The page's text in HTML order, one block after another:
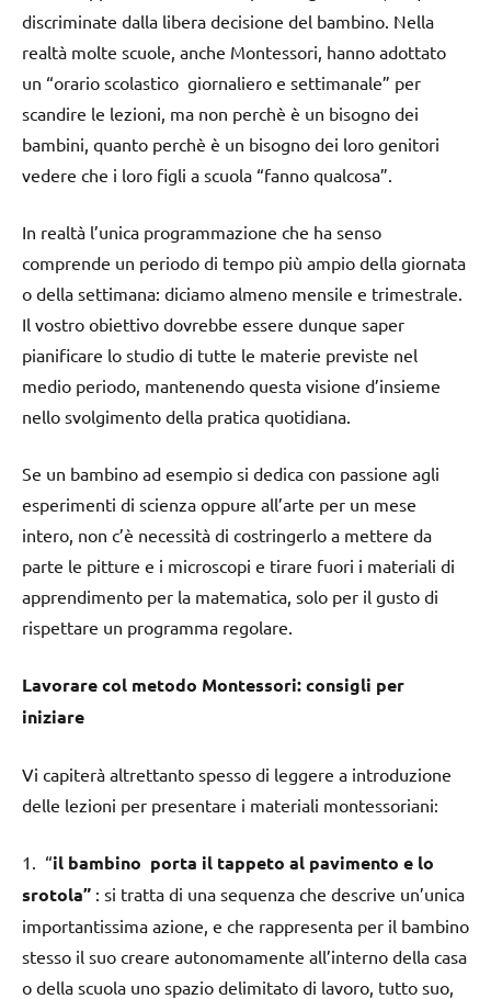
discriminate dalla libera decisione del bambino. Nella
realtà molte scuole, anche Montessori, hanno adottato
un “orario scolastico giornaliero e settimanale” per
scandire le lezioni, ma non perchè è un bisogno dei
bambini, quanto perchè è un bisogno dei loro genitori
vedere che i loro figli a scuola “fanno qualcosa”.
In realtà l’unica programmazione che ha senso
comprende un periodo di tempo più ampio della giornata
o della settimana: diciamo almeno mensile e trimestrale.
Il vostro obiettivo dovrebbe essere dunque saper
pianificare lo studio di tutte le materie previste nel
medio periodo, mantenendo questa visione d’insieme
nello svolgimento della pratica quotidiana.
Se un bambino ad esempio si dedica con passione agli
esperimenti di scienza oppure all’arte per un mese
intero, non c’è necessità di costringerlo a mettere da
parte le pitture e i microscopi e tirare fuori i materiali di
apprendimento per la matematica, solo per il gusto di
rispettare un programma regolare.
Lavorare col metodo Montessori: consigli per
iniziare
Vi capiterà altrettanto spesso di leggere a introduzione
delle lezioni per presentare i materiali montessoriani:
1. “il bambino porta il tappeto al pavimento e lo
srotola” : si tratta di una sequenza che descrive un’unica
importantissima azione, e che rappresenta per il bambino
stesso il suo creare autonomamente all’interno della casa
o della scuola uno spazio delimitato di lavoro, tutto suo,